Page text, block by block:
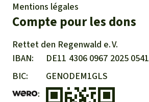
Mentions légales
Compte pour les dons
Rettet den Regenwald e. V.
IBAN
DE11 4306 0967 2025 0541
BIC
GENODEM1GLS